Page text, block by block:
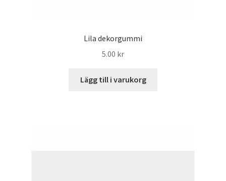
Lila dekorgummi
5.00 kr
Lägg till i varukorg